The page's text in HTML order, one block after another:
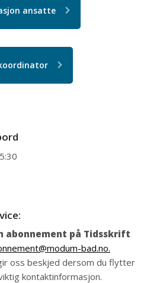
ansatte
abonnement på Tidsskrift
bad.no.
oss beskjed dersom du flytter
kontaktinformasjon.